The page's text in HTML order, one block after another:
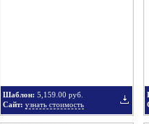
Шаблон: 5,159.00 руб.
Сайт: узнать стоимость